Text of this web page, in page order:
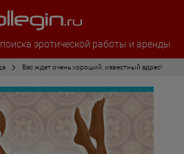
эротической работы и аренды
Вас ждет очень хороший, известный адрес!